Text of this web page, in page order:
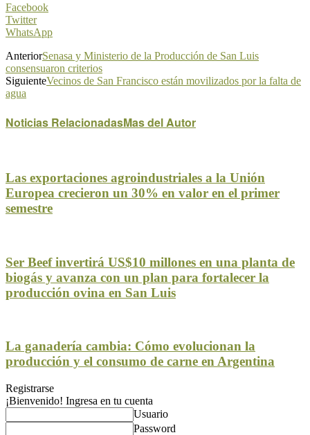
Facebook
Twitter
WhatsApp
AnteriorSenasa y Ministerio de la Producción de San Luis
consensuaron criterios
SiguienteVecinos de San Francisco están movilizados por la falta de
agua
Noticias RelacionadasMas del Autor
Las exportaciones agroindustriales a la Unión
Europea crecieron un 30% en valor en el primer
semestre
Ser Beef invertirá US$10 millones en una planta de
biogás y avanza con un plan para fortalecer la
producción ovina en San Luis
La ganadería cambia: Cómo evolucionan la
producción y el consumo de carne en Argentina
Registrarse
¡Bienvenido! Ingresa en tu cuenta
Usuario
Password